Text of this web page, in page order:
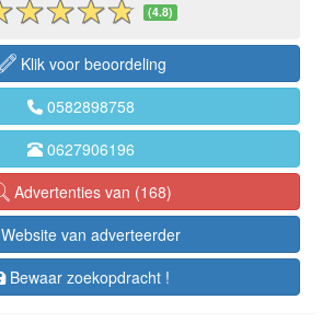
(4.8)
Klik voor beoordeling
0582898758
0627906196
Advertenties van (168)
Website van adverteerder
Bewaar zoekopdracht !